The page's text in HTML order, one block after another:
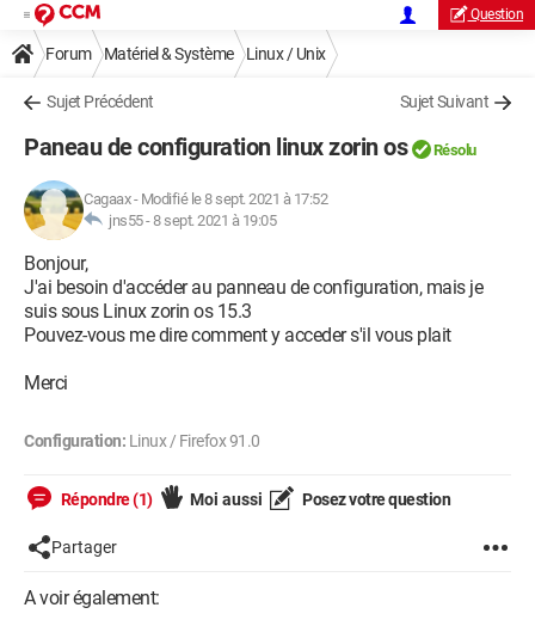
Question
Forum Matériel & Système Linux / Unix
Sujet Précédent Sujet Suivant
Paneau de configuration linux zorin os Résolu
Cagaax- Modifié le 8 sept. 2021 à 17:52
jns55 -8 sept. 2021 à 19:05
Bonjour,
J'ai besoin d'accéder au panneau de configuration, mais je
suis sous Linux zorin os 15.3
Pouvez-vous me dire comment y acceder s'il vous plait
Merci
Configuration: Linux / Firefox 91.0
Répondre (1) Moi aussi Posez votre question
Partager
A voir également: